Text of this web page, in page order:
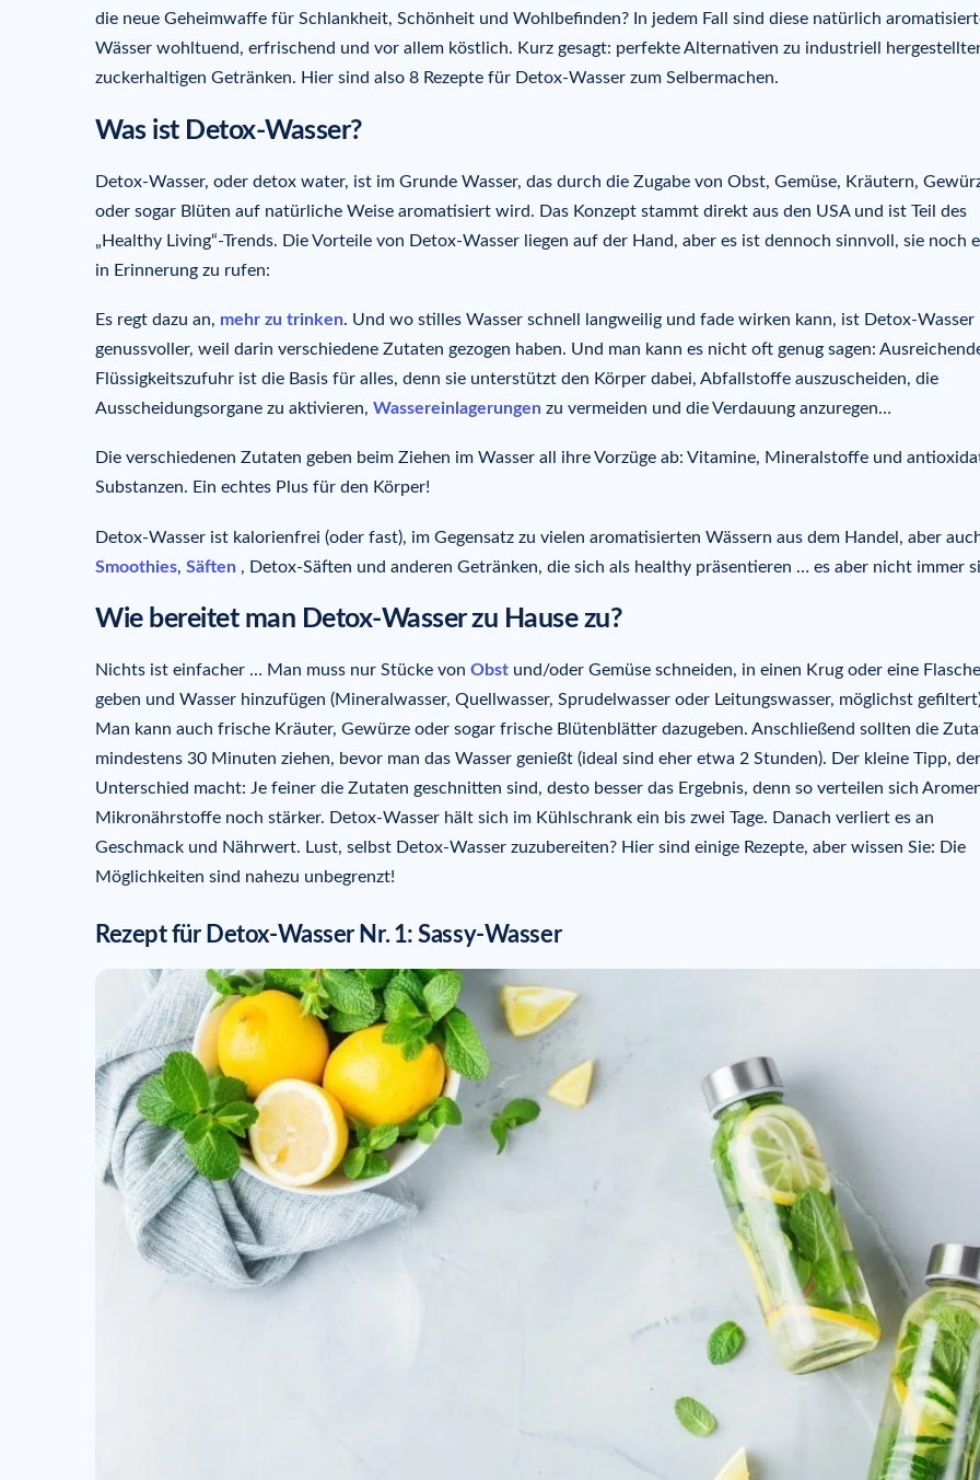
die neue Geheimwaffe für Schlankheit, Schönheit und Wohlbefinden? In jedem Fall sind diese natürlich
Wässer wohltuend, erfrischend und vor allem köstlich. Kurz gesagt: perfekte Alternativen zu industriell
zuckerhaltigen Getränken. Hier sind also 8 Rezepte für Detox-Wasser zum Selbermachen.
Was ist Detox-Wasser?
Detox-Wasser, oder detox water, ist im Grunde Wasser, das durch die Zugabe von Obst, Gemüse, Kräutern,
oder sogar Blüten auf natürliche Weise aromatisiert wird. Das Konzept stammt direkt aus den USA und ist Teil des
„Healthy Living“-Trends. Die Vorteile von Detox-Wasser liegen auf der Hand, aber es ist dennoch sinnvoll, sie noch
in Erinnerung zu rufen:
Es regt dazu an, mehr zu trinken. Und wo stilles Wasser schnell langweilig und fade wirken kann, ist Detox-Wasser
genussvoller, weil darin verschiedene Zutaten gezogen haben. Und man kann es nicht oft genug sagen:
Flüssigkeitszufuhr ist die Basis für alles, denn sie unterstützt den Körper dabei, Abfallstoffe auszuscheiden, die
Ausscheidungsorgane zu aktivieren, Wassereinlagerungen zu vermeiden und die Verdauung anzuregen…
Die verschiedenen Zutaten geben beim Ziehen im Wasser all ihre Vorzüge ab: Vitamine, Mineralstoffe und
Substanzen. Ein echtes Plus für den Körper!
Detox-Wasser ist kalorienfrei (oder fast), im Gegensatz zu vielen aromatisierten Wässern aus dem Handel, aber
Smoothies, Säften , Detox-Säften und anderen Getränken, die sich als healthy präsentieren … es aber nicht immer
Wie bereitet man Detox-Wasser zu Hause zu?
Nichts ist einfacher … Man muss nur Stücke von Obst und/oder Gemüse schneiden, in einen Krug oder eine Flasche
geben und Wasser hinzufügen (Mineralwasser, Quellwasser, Sprudelwasser oder Leitungswasser, möglichst
Man kann auch frische Kräuter, Gewürze oder sogar frische Blütenblätter dazugeben. Anschließend sollten die
mindestens 30 Minuten ziehen, bevor man das Wasser genießt (ideal sind eher etwa 2 Stunden). Der kleine Tipp,
Unterschied macht: Je feiner die Zutaten geschnitten sind, desto besser das Ergebnis, denn so verteilen sich
Mikronährstoffe noch stärker. Detox-Wasser hält sich im Kühlschrank ein bis zwei Tage. Danach verliert es an
Geschmack und Nährwert. Lust, selbst Detox-Wasser zuzubereiten? Hier sind einige Rezepte, aber wissen Sie: Die
Möglichkeiten sind nahezu unbegrenzt!
Rezept für Detox-Wasser Nr. 1: Sassy-Wasser